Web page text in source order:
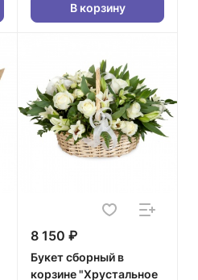
В корзину
8 150 ₽
Букет сборный в
корзине "Хрустальное